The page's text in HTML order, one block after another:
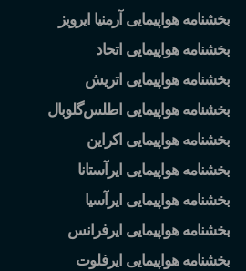
بخشنامه هواپیمایی آرمنیا ایرویز
بخشنامه هواپیمایی اتحاد
بخشنامه هواپیمایی اتریش
بخشنامه هواپیمایی اطلسگلوبال
بخشنامه هواپیمایی اکراین
بخشنامه هواپیمایی ایرآستانا
بخشنامه هواپیمایی ایرآسیا
بخشنامه هواپیمایی ایرفرانس
بخشنامه هواپیمایی ایرفلوت